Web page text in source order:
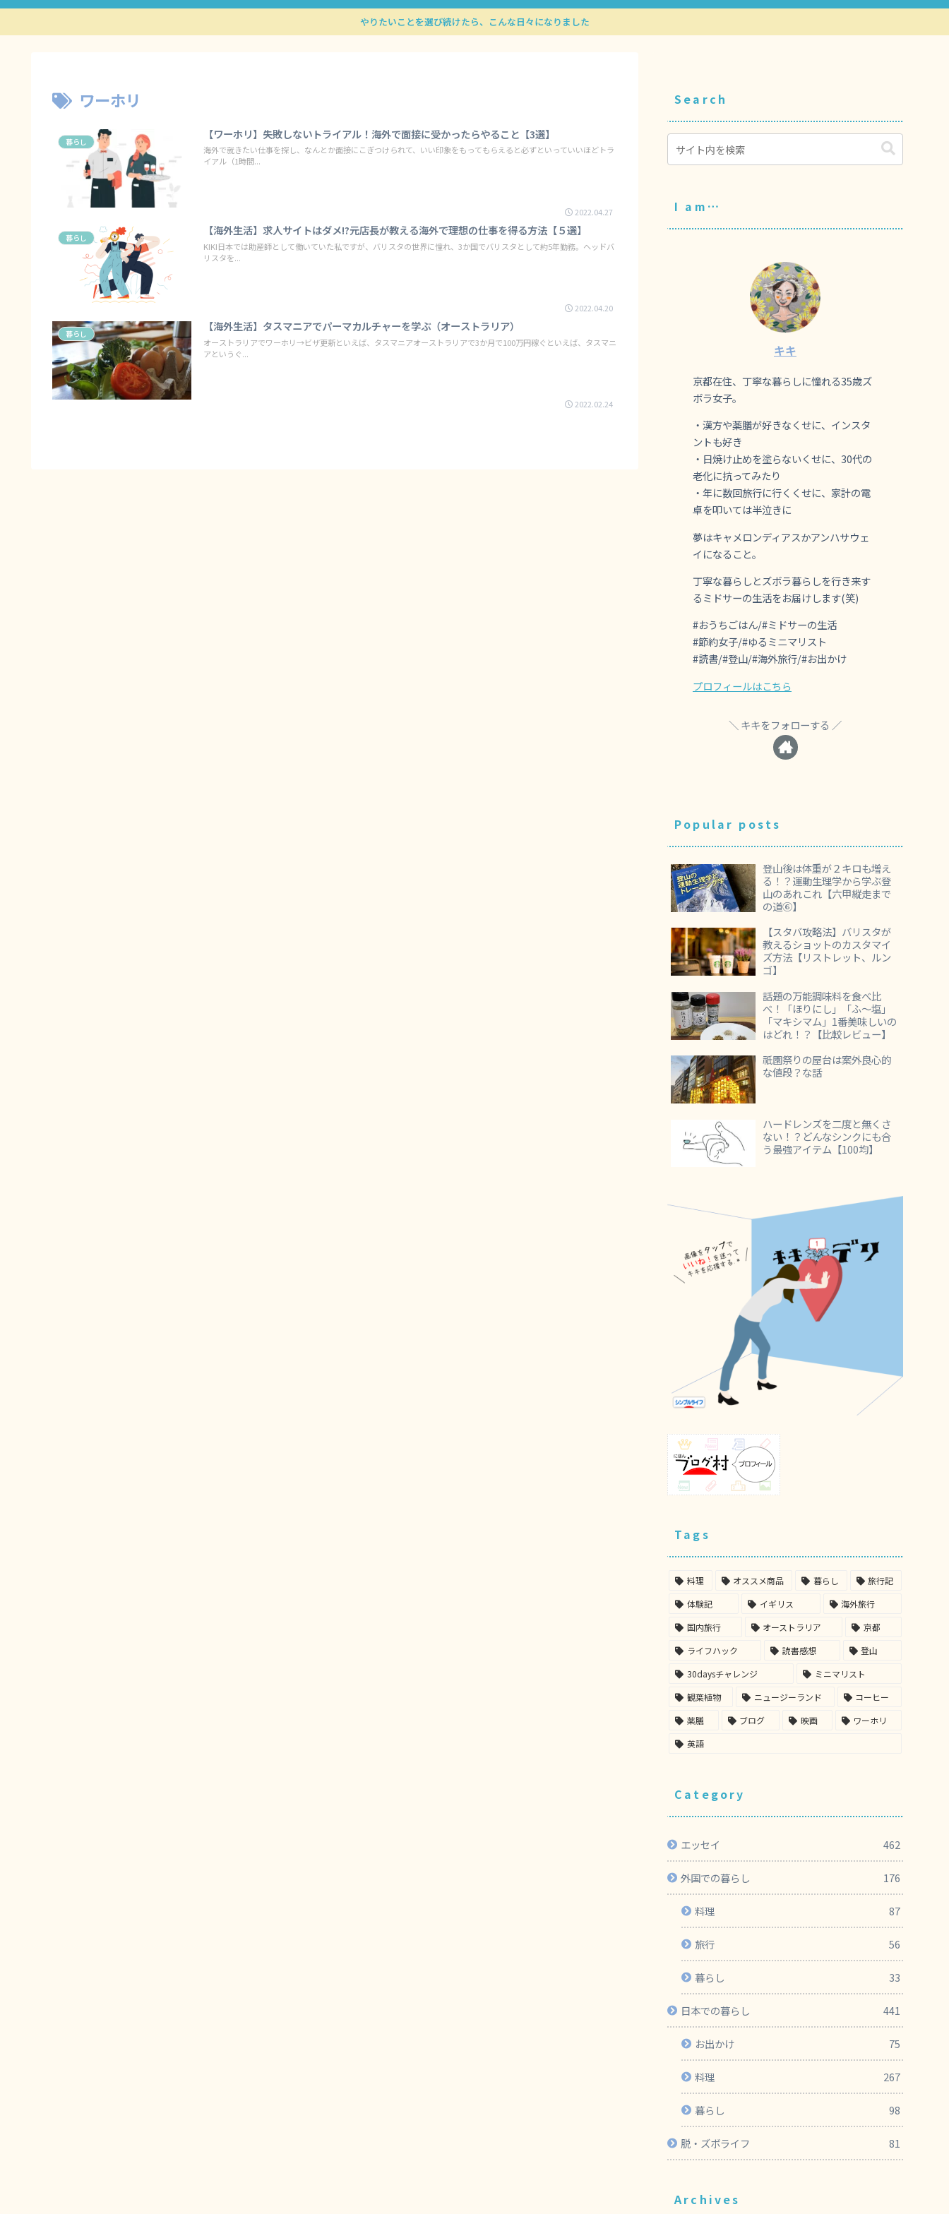
やりたいことを選び続けたら、こんな日々になりました
ワーホリ
暮らし
【ワーホリ】失敗しないトライアル！海外で面接に受かったらやること【3選】
海外で就きたい仕事を探し、なんとか面接にこぎつけられて、いい印象をもってもらえると必ずといっていいほどトラ
イアル（1時間...
2022.04.27
暮らし
【海外生活】求人サイトはダメ!?元店長が教える海外で理想の仕事を得る方法【５選】
KIKI日本では助産師として働いていた私ですが、バリスタの世界に憧れ、3か国でバリスタとして約5年勤務。ヘッドバ
リスタを...
2022.04.20
暮らし
【海外生活】タスマニアでパーマカルチャーを学ぶ（オーストラリア）
オーストラリアでワーホリ→ビザ更新といえば、タスマニアオーストラリアで3か月で100万円稼ぐといえば、タスマニ
アというぐ...
2022.02.24
Search
I am…
キキ
京都在住、丁寧な暮らしに憧れる35歳ズ
ボラ女子。
・漢方や薬膳が好きなくせに、インスタ
ントも好き
・日焼け止めを塗らないくせに、30代の
老化に抗ってみたり
・年に数回旅行に行くくせに、家計の電
卓を叩いては半泣きに
夢はキャメロンディアスかアンハサウェ
イになること。
丁寧な暮らしとズボラ暮らしを行き来す
るミドサーの生活をお届けします(笑)
#おうちごはん/#ミドサーの生活
#節約女子/#ゆるミニマリスト
#読書/#登山/#海外旅行/#お出かけ
プロフィールはこちら
キキをフォローする
Popular posts
登山後は体重が２キロも増え
る！？運動生理学から学ぶ登
山のあれこれ【六甲縦走まで
の道⑥】
【スタバ攻略法】バリスタが
教えるショットのカスタマイ
ズ方法【リストレット、ルン
ゴ】
話題の万能調味料を食べ比
べ！「ほりにし」「ふ～塩」
「マキシマム」1番美味しいの
はどれ！？【比較レビュー】
祇園祭りの屋台は案外良心的
な値段？な話
ハードレンズを二度と無くさ
ない！？どんなシンクにも合
う最強アイテム【100均】
Tags
料理 オススメ商品 暮らし
旅行記
体験記
イギリス
海外旅行
国内旅行
オーストラリア
京都
ライフハック
読書感想
登山
30daysチャレンジ
ミニマリスト
観葉植物
ニュージーランド
コーヒー
薬膳
ブログ 映画
ワーホリ
英語
Category
エッセイ 462
外国での暮らし 176
料理 87
旅行 56
暮らし 33
日本での暮らし 441
お出かけ 75
料理 267
暮らし 98
脱・ズボライフ 81
Archives